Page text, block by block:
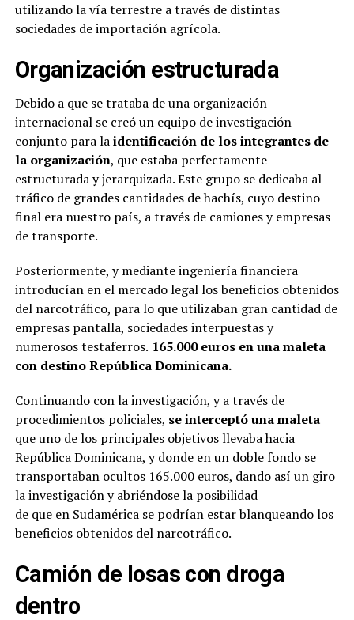
utilizando la vía terrestre a través de distintas
sociedades de importación agrícola.
Organización estructurada
Debido a que se trataba de una organización
internacional se creó un equipo de investigación
conjunto para laidentificación de los integrantes de
la organización, que estaba perfectamente
estructurada y jerarquizada. Este grupo se dedicaba al
tráfico de grandes cantidades de hachís, cuyo destino
final era nuestro país, a través de camiones y empresas
de transporte.
Posteriormente, y mediante ingeniería financiera
introducían en el mercado legal los beneficios obtenidos
del narcotráfico, para lo que utilizaban gran cantidad de
empresas pantalla, sociedades interpuestas y
numerosos testaferros. 165.000 euros en una maleta
con destino República Dominicana.
Continuando con la investigación, y a través de
procedimientos policiales, se interceptó una maleta
que uno de los principales objetivos llevaba hacia
República Dominicana, y donde en un doble fondo se
transportaban ocultos 165.000 euros, dando así un giro
la investigación y abriéndose la posibilidad
de que en Sudamérica se podrían estar blanqueando los
beneficios obtenidos del narcotráfico.
Camión de losas con droga
dentro